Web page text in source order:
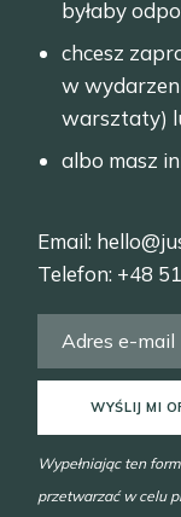
byłaby
chcesz
w
warsztaty)
albo masz
Email:
Telefon: +48
WYŚLIJ MI
Wypełniając ten
przetwarzać w celu